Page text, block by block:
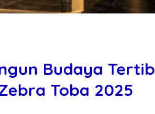
Budaya Tertib
Toba 2025